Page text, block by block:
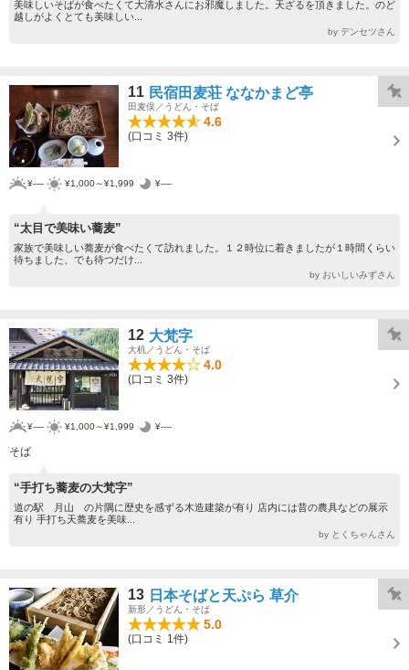
美味しいそばが食べたくて大清水さんにお邪魔しました。天ざるを頂きました。のど
越しがよくとても美味しい...
by デンセツさん
11 民宿田麦荘 ななかまど亭
田麦俣／うどん・そば
4.6
(口コミ 3件)
¥---- ¥1,000～¥1,999 ¥----
“太目で美味い蕎麦”
家族で美味しい蕎麦が食べたくて訪れました。１２時位に着きましたが１時間くらい
待ちました、でも待つだけ...
by おいしいみずさん
12 大梵字
大机／うどん・そば
4.0
(口コミ 3件)
¥---- ¥1,000～¥1,999 ¥----
そば
“手打ち蕎麦の大梵字”
道の駅 月山 の片隅に歴史を感ずる木造建築が有り 店内には昔の農具などの展示
有り 手打ち天蕎麦を美味...
by とくちゃんさん
13 日本そばと天ぷら 草介
新形／うどん・そば
5.0
(口コミ 1件)